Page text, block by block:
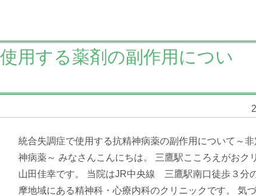
用する薬剤の副作用につい
統合失調症で使用する抗精神病薬の副作用について～
神病薬～ みなさんこんにちは。 三鷹駅こころえがおク
山田佳幸です。 当院はJR中央線 三鷹駅南口徒歩３分
摩地域にある精神科・心療内科のクリニックです。 気